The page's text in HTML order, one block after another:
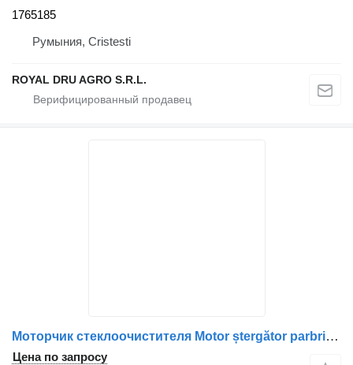
1765185
Румыния, Cristesti
ROYAL DRU AGRO S.R.L.
Моторчик стеклоочистителя Motor ștergător parbriz 1442100, 1620100 для грузовика DAF 1442100/1620100
Цена по запросу